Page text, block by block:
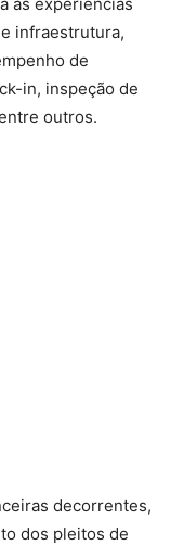
infraestrutura,
de
in, inspeção de
outros.
decorrentes,
dos pleitos de